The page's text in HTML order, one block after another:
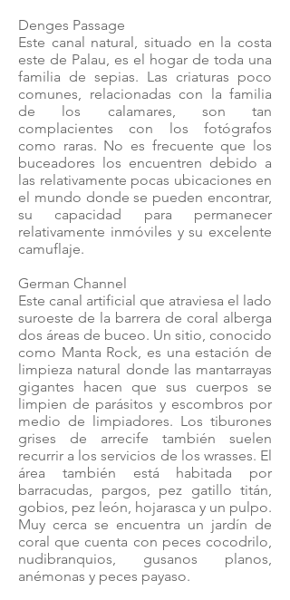
Denges Passage
Este canal natural, situado en la costa
este de Palau, es el hogar de toda una
familia de sepias. Las criaturas poco
comunes, relacionadas con la familia
de los calamares, son tan
complacientes con los fotógrafos
como raras. No es frecuente que los
buceadores los encuentren debido a
las relativamente pocas ubicaciones en
el mundo donde se pueden encontrar,
su capacidad para permanecer
relativamente inmóviles y su excelente
camuflaje.
German Channel
Este canal artificial que atraviesa el lado
suroeste de la barrera de coral alberga
dos áreas de buceo. Un sitio, conocido
como Manta Rock, es una estación de
limpieza natural donde las mantarrayas
gigantes hacen que sus cuerpos se
limpien de parásitos y escombros por
medio de limpiadores. Los tiburones
grises de arrecife también suelen
recurrir a los servicios de los wrasses. El
área también está habitada por
barracudas, pargos, pez gatillo titán,
gobios, pez león, hojarasca y un pulpo.
Muy cerca se encuentra un jardín de
coral que cuenta con peces cocodrilo,
nudibranquios, gusanos planos,
anémonas y peces payaso.